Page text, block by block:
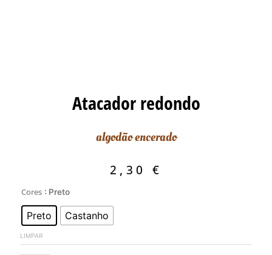
Atacador redondo
algodão encerado
2,30 €
Cores : Preto
Preto Castanho
LIMPAR
Quantidade
de
Atacador